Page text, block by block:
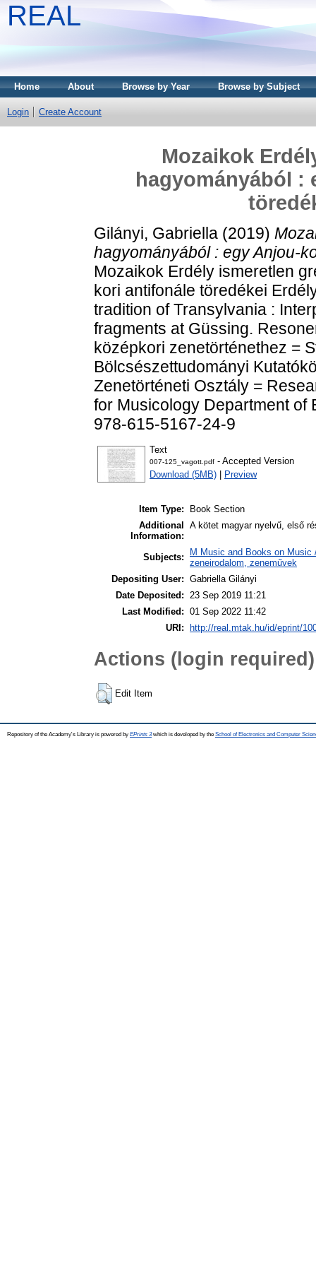
REAL
Home About Browse by Year Browse by Subject
Login Create Account
Mozaikok
hagyományából :
Gilányi, Gabriella (2019)
hagyományából : egy Anjou-
Mozaikok Erdély ismeretlen
kori antifonále töredékei
tradition of Transylvania :
fragments at Güssing.
középkori zenetörténethez =
Bölcsészettudományi
Zenetörténeti Osztály =
for Musicology Department of
978-615-5167-24-9
Text
007-125_vagott.pdf - Accepted Version
Download (5MB)
Preview
Item Type:
Book Section
Additional
Information:
A kötet magyar nyelvű, első
Subjects:
M Music and Books on
zeneirodalom, zeneművek
Depositing User: Gabriella Gilányi
Date Deposited: 23 Sep 2019 11:21
Last Modified: 01 Sep 2022 11:42
URI:
http://real.mtak.hu/id/eprint/
Actions (login required)
Edit Item
Repository of the Academy's Library is powered by EPrints 3which is developed by the School of Electronics and Computer